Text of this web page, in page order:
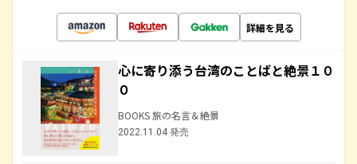
詳細を見る
心に寄り添う台湾のことばと絶景１０
０
BOOKS 旅の名言＆絶景
2022.11.04 発売